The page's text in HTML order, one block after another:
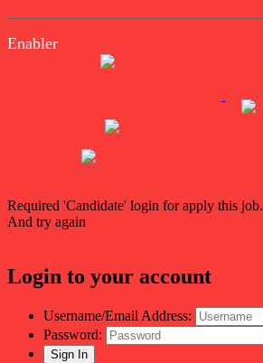
Enabler
Required 'Candidate' login for apply this job.
And try again
Login to your account
Username/Email Address:
Password: